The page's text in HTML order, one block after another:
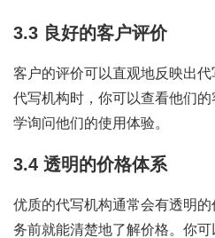
3.3 良好的客户评价
客户的评价可以直观地反映出
代写机构时，你可以查看他们
学询问他们的使用体验。
3.4 透明的价格体系
优质的代写机构通常会有透明
务前就能清楚地了解价格。你